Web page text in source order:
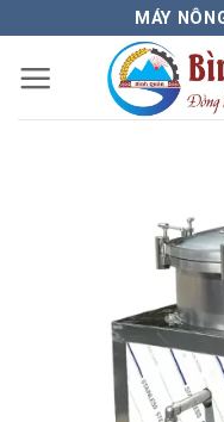
nội
dung
MÁY